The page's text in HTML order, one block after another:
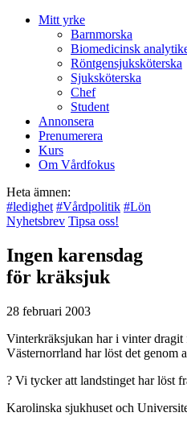
Mitt yrke
Barnmorska
Biomedicinsk
Röntgensjuksköterska
Sjuksköterska
Chef
Student
Annonsera
Prenumerera
Kurs
Om Vårdfokus
Heta ämnen:
#ledighet #Vårdpolitik #Lön
Nyhetsbrev Tipsa oss!
Ingen karensdag
för kräksjuk
28 februari 2003
Vinterkräksjukan har i vinter dragit
Västernorrland har löst det genom
? Vi tycker att landstinget har löst
Karolinska sjukhuset och